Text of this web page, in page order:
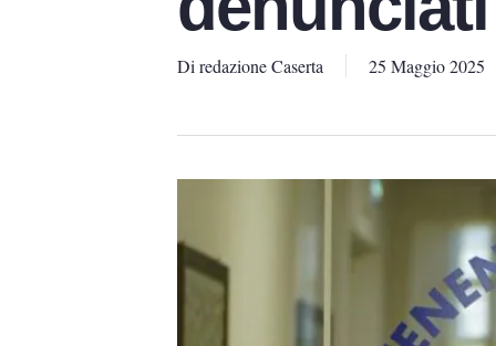
Di redazione Caserta 25 Maggio 2025